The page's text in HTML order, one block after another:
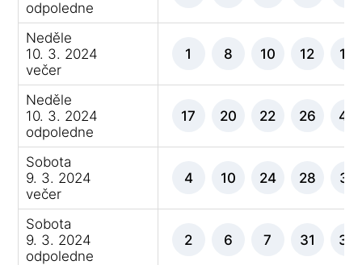
odpoledne
Neděle
10. 3. 2024
večer
1 8 10 12 18
Neděle
10. 3. 2024
odpoledne
17 20 22 26 42
Sobota
9. 3. 2024
večer
4 10 24 28 31
Sobota
9. 3. 2024
odpoledne
2 6 7 31 32